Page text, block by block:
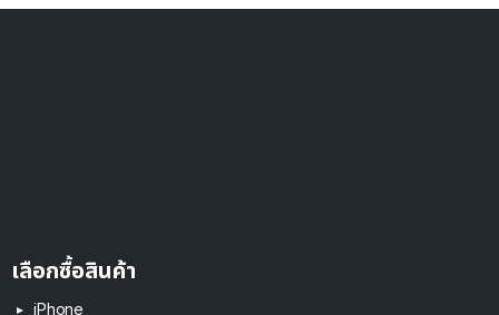
เลือกซื้อสินค้า
iPhone